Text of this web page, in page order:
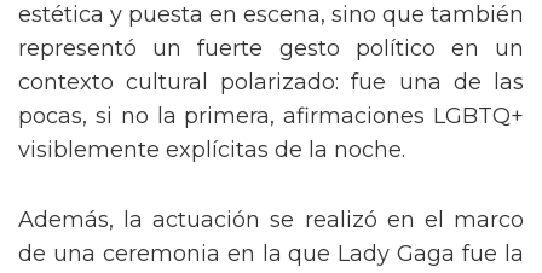
estética y puesta en escena, sino que también
representó un fuerte gesto político en un
contexto cultural polarizado: fue una de las
pocas, si no la primera, afirmaciones LGBTQ+
visiblemente explícitas de la noche.
Además, la actuación se realizó en el marco
de una ceremonia en la que Lady Gaga fue la